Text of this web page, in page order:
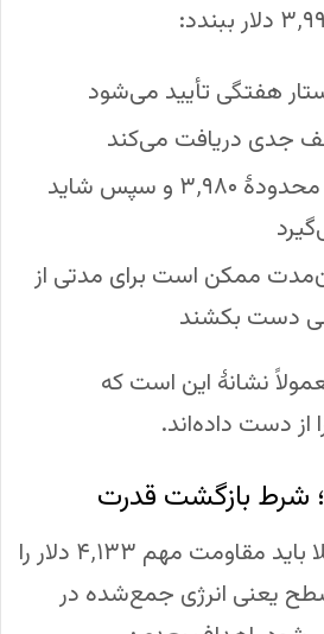
هفتگی تأیید می‌شود
جدی دریافت می‌کند
احتمال ریزش تا محدودهٔ ۳٬۹۸۰ و سپس شاید
ممکن است برای مدتی از
دست بکشند
نشانهٔ این است که
از دست داده‌اند.
شرط بازگشت قدرت
برای صعود مجدد، طلا باید مقاومت مهم ۴٬۱۳۳ دلار را
یعنی انرژی جمع‌شده در